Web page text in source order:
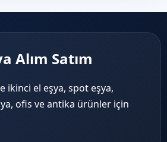
Alım Satım
ikinci el eşya, spot eşya,
ofis ve antika ürünler için